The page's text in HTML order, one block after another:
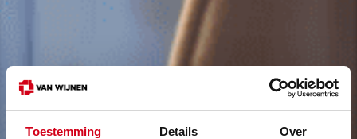
Toestemming Details Over